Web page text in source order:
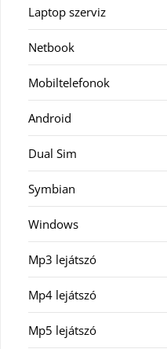
Laptop szerviz
Netbook
Mobiltelefonok
Android
Dual Sim
Symbian
Windows
Mp3 lejátszó
Mp4 lejátszó
Mp5 lejátszó